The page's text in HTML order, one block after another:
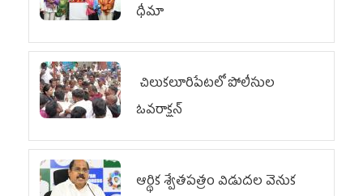
ధీమా
చిలుక‌లూరిపేట‌లో పోలీసుల
ఓవ‌రాక్ష‌న్‌
ఆర్థిక శ్వేతపత్రం విడుదల వెనుక